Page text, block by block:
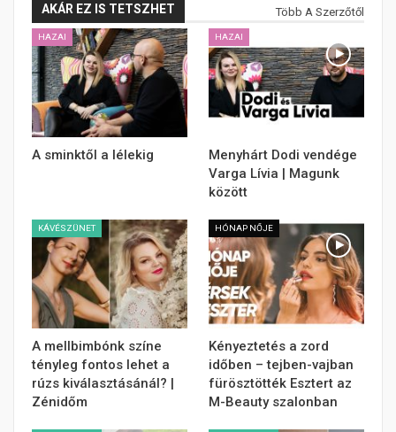
AKÁR EZ IS TETSZHET Több A Szerzőtől
HAZAI
A sminktől a lélekig
HAZAI
Menyhárt Dodi vendége
Varga Lívia | Magunk
között
KÁVÉSZÜNET
A mellbimbónk színe
tényleg fontos lehet a
rúzs kiválasztásánál? |
Zénidőm
HÓNAP NŐJE
Kényeztetés a zord
időben – tejben-vajban
fürösztötték Esztert az
M-Beauty szalonban